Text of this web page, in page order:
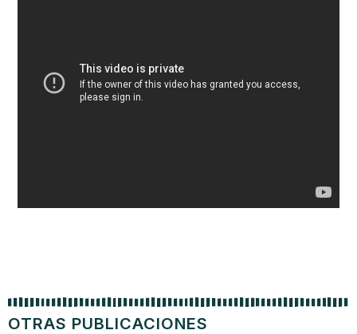
OTRAS PUBLICACIONES